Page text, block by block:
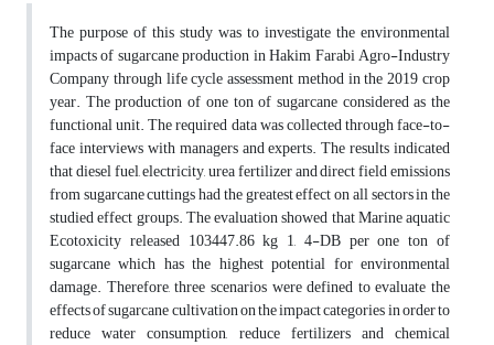
The purpose of this study was to investigate the environmental
impacts of sugarcane production in Hakim Farabi Agro-Industry
Company through life cycle assessment method in the 2019 crop
year. The production of one ton of sugarcane considered as the
functional unit. The required data was collected through face-to-
face interviews with managers and experts. The results indicated
that diesel fuel, electricity, urea fertilizer and direct field emissions
from sugarcane cuttings had the greatest effect on all sectors in the
studied effect groups. The evaluation showed that Marine aquatic
Ecotoxicity released 103447.86 kg 1, 4-DB per one ton of
sugarcane which has the highest potential for environmental
damage. Therefore, three scenarios were defined to evaluate the
effects of sugarcane cultivation on the impact categories in order to
reduce water consumption, reduce fertilizers and chemical